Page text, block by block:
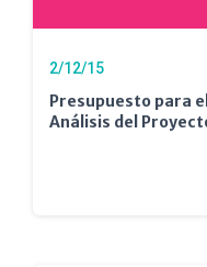
2/12/15
Presupuesto para
Análisis del